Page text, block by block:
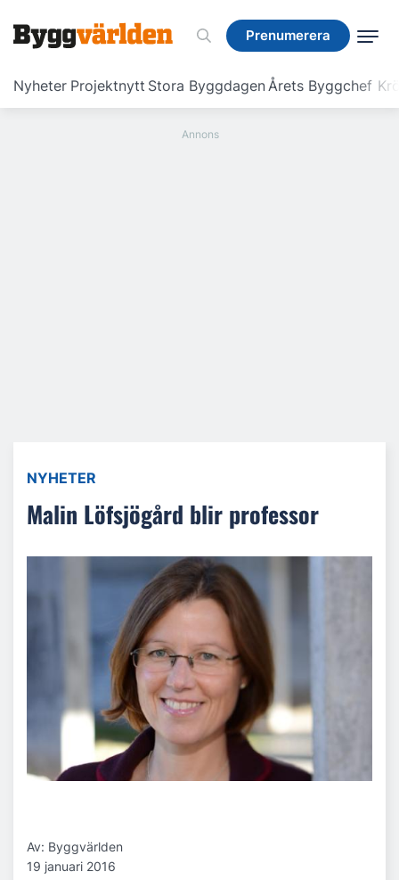
Prenumerera
Nyheter Projektnytt Stora ByggdagenÅrets Byggchef
Prenumerera
NYHETER
Malin Löfsjögård blir professor
Av: Byggvärlden
19 januari 2016